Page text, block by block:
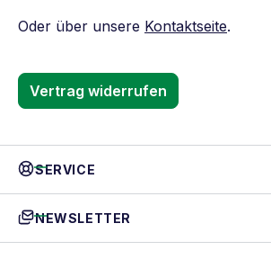
Oder über unsere Kontaktseite.
Vertrag widerrufen
SERVICE
NEWSLETTER